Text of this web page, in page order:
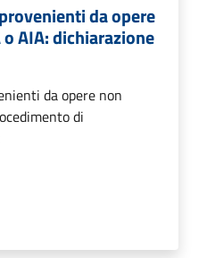
da opere
AIA: dichiarazione
da opere non
di